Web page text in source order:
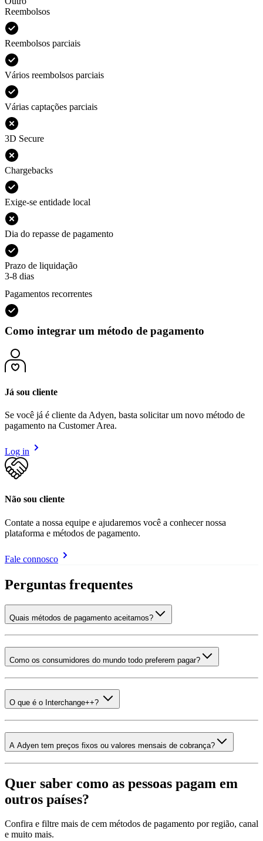
Reembolsos
Reembolsos parciais
Vários reembolsos parciais
Várias captações parciais
3D Secure
Chargebacks
Exige-se entidade local
Dia do repasse de pagamento
Prazo de liquidação
3-8 dias
Pagamentos recorrentes
Como integrar um método de pagamento
Já sou cliente
Se você já é cliente da Adyen, basta solicitar um novo método de
pagamento na Customer Area.
Log in
Não sou cliente
Contate a nossa equipe e ajudaremos você a conhecer nossa
plataforma e métodos de pagamento.
Fale connosco
Perguntas frequentes
Quais métodos de pagamento aceitamos?
Como os consumidores do mundo todo preferem pagar?
O que é o Interchange++?
A Adyen tem preços fixos ou valores mensais de cobrança?
Quer saber como as pessoas pagam em
outros países?
Confira e filtre mais de cem métodos de pagamento por região, canal
e muito mais.